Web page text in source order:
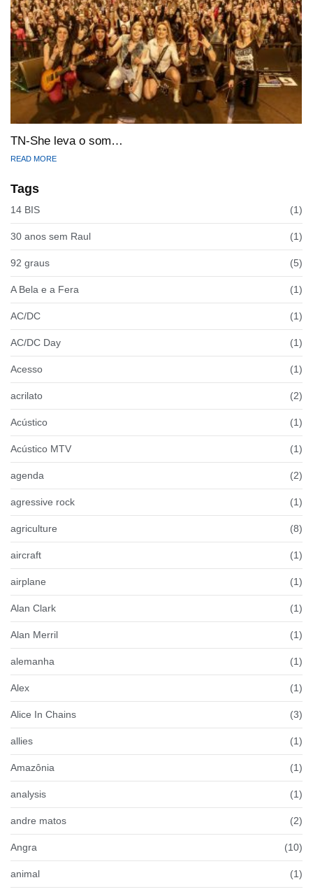
TN-She leva o som…
READ MORE
Tags
14 BIS (1)
30 anos sem Raul (1)
92 graus (5)
A Bela e a Fera (1)
AC/DC (1)
AC/DC Day (1)
Acesso (1)
acrilato (2)
Acústico (1)
Acústico MTV (1)
agenda (2)
agressive rock (1)
agriculture (8)
aircraft (1)
airplane (1)
Alan Clark (1)
Alan Merril (1)
alemanha (1)
Alex (1)
Alice In Chains (3)
allies (1)
Amazônia (1)
analysis (1)
andre matos (2)
Angra (10)
animal (1)